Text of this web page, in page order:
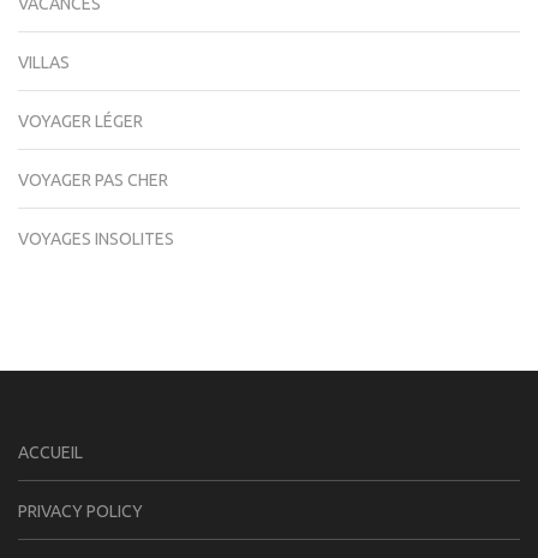
VILLAS
VOYAGER LÉGER
VOYAGER PAS CHER
VOYAGES INSOLITES
ACCUEIL
PRIVACY POLICY